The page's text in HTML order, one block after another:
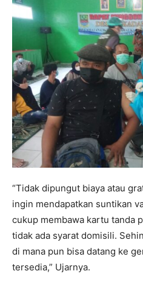
“Tidak dipungut biaya atau
ingin mendapatkan suntikan
cukup membawa kartu tanda
tidak ada syarat domisili.
di mana pun bisa datang ke
tersedia,” Ujarnya.